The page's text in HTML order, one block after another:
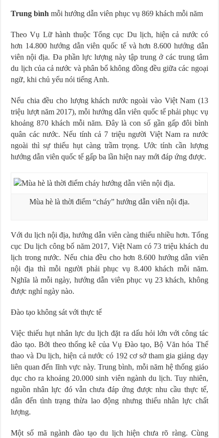
Trung bìnhmỗi hướng dẫn viên phục vụ 869 khách mỗi năm
Theo Vụ Lữ hành thuộc Tổng cục Du lịch, hiện cả nước có
hơn 14.800 hướng dẫn viên quốc tế và hơn 8.600 hướng dẫn
viên nội địa. Đa phần lực lượng này tập trung ở các trung tâm
du lịch của cả nước và phân bổ không đồng đều giữa các ngoại
ngữ, khi chủ yếu nói tiếng Anh.
Nếu chia đều cho lượng khách nước ngoài vào Việt Nam (13
triệu lượt năm 2017), mỗi hướng dẫn viên quốc tế phải phục vụ
khoảng 870 khách mỗi năm. Đây là con số gần gấp đôi bình
quân các nước. Nếu tính cả 7 triệu người Việt Nam ra nước
ngoài thì sự thiếu hụt càng trầm trọng. Ước tính cần lượng
hướng dẫn viên quốc tế gấp ba lần hiện nay mới đáp ứng được.
Mùa hè là thời điểm “cháy” hướng dẫn viên nội địa.
Với du lịch nội địa, hướng dẫn viên càng thiếu nhiều hơn. Tổng
cục Du lịch công bố năm 2017, Việt Nam có 73 triệu khách du
lịch trong nước. Nếu chia đều cho hơn 8.600 hướng dẫn viên
nội địa thì mỗi người phải phục vụ 8.400 khách mỗi năm.
Nghĩa là mỗi ngày, hướng dẫn viên phục vụ 23 khách, không
được nghỉ ngày nào.
Đào tạo không sát với thực tế
Việc thiếu hụt nhân lực du lịch đặt ra dấu hỏi lớn với công tác
đào tạo. Bởi theo thống kê của Vụ Đào tạo, Bộ Văn hóa Thể
thao và Du lịch, hiện cả nước có 192 cơ sở tham gia giảng dạy
liên quan đến lĩnh vực này. Trung bình, mỗi năm hệ thống giáo
dục cho ra khoảng 20.000 sinh viên ngành du lịch. Tuy nhiên,
nguồn nhân lực đó vẫn chưa đáp ứng được nhu cầu thực tế,
dẫn đến tình trạng thừa lao động nhưng thiếu nhân lực chất
lượng.
Một số mã ngành đào tạo du lịch hiện chưa rõ ràng. Cùng